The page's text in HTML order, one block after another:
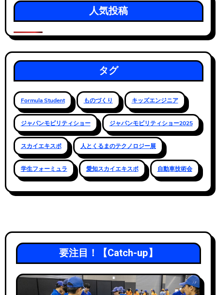
人気投稿
タグ
Formula Student ものづくり キッズエンジニア
ジャパンモビリティショー ジャパンモビリティショー2025
スカイエキスポ 人とくるまのテクノロジー展
学生フォーミュラ 愛知スカイエキスポ 自動車技術会
要注目！【Catch-up】